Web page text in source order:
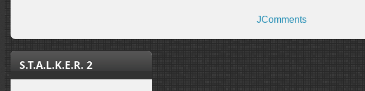
JComments
S.T.A.L.K.E.R. 2